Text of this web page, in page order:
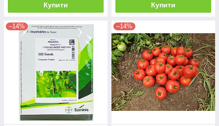
Купити Купити
–14% –14%